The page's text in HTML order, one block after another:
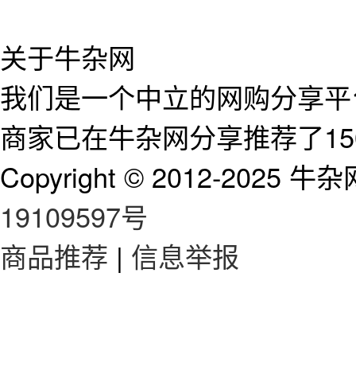
关于牛杂网
我们是一个中立的网购分享
商家已在牛杂网分享推荐了
Copyright © 2012-2025 牛
19109597号
商品推荐 | 信息举报